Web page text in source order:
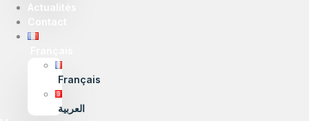
Actualités
Français
العربية